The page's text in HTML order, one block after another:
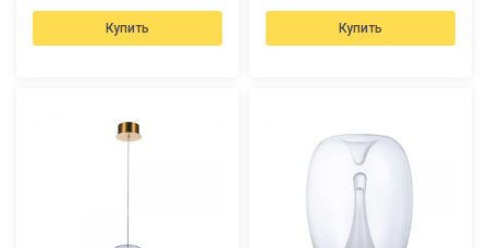
Купить Купить